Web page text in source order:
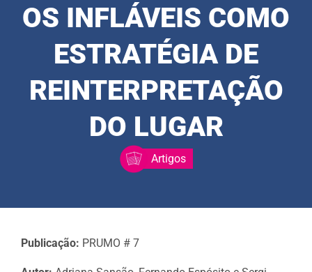
OS INFLÁVEIS COMO
ESTRATÉGIA DE
REINTERPRETAÇÃO
DO LUGAR
Artigos
Publicação: PRUMO # 7